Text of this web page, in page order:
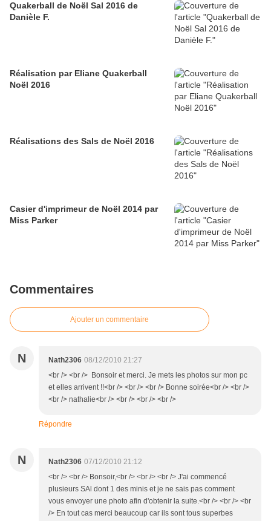
Quakerball de Noël Sal 2016 de
Danièle F.
Réalisation par Eliane Quakerball
Noël 2016
Réalisations des Sals de Noël 2016
Casier d'imprimeur de Noël 2014 par
Miss Parker
Commentaires
Ajouter un commentaire
N Nath2306 08/12/2010 21:27
<br /> <br /> Bonsoir et merci. Je mets les photos sur mon pc
et elles arrivent !!<br /> <br /> <br /> Bonne soirée<br /> <br />
<br /> nathalie<br /> <br /> <br /> <br />
Répondre
N Nath2306 07/12/2010 21:12
<br /> <br /> Bonsoir,<br /> <br /> <br /> J'ai commencé
plusieurs SAl dont 1 des minis et je ne sais pas comment
vous envoyer une photo afin d'obtenir la suite.<br /> <br /> <br
/> En tout cas merci beaucoup car ils sont tous superbes